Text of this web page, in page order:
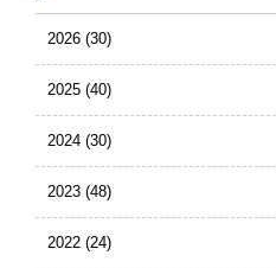
2026 (30)
2025 (40)
2024 (30)
2023 (48)
2022 (24)